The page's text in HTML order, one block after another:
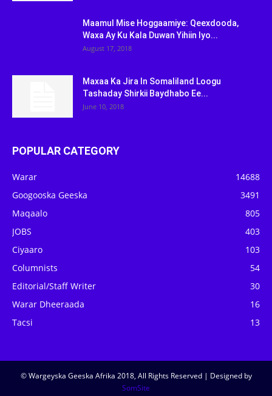
Maamul Mise Hoggaamiye: Qeexdooda,
Waxa Ay Ku Kala Duwan Yihiin Iyo...
August 17, 2018
Maxaa Ka Jira In Somaliland Loogu
Tashaday Shirkii Baydhabo Ee...
June 10, 2018
POPULAR CATEGORY
Warar
14688
Googooska Geeska
3491
Maqaalo
805
JOBS
403
Ciyaaro
103
Columnists
54
Editorial/Staff Writer
30
Warar Dheeraada
16
Tacsi
13
© Wargeyska Geeska Afrika 2018, All Rights Reserved | Designed by
SomSite